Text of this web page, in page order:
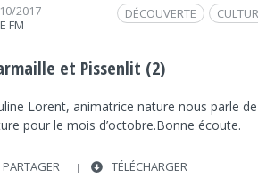
2017
FM
DÉCOUVERTE
JADE FM
JEU
et Pissenlit (2)
Lorent, animatrice nature nous parle
pour le mois d’octobre.Bonne écoute.
PARTAGER TÉLÉCHARGER